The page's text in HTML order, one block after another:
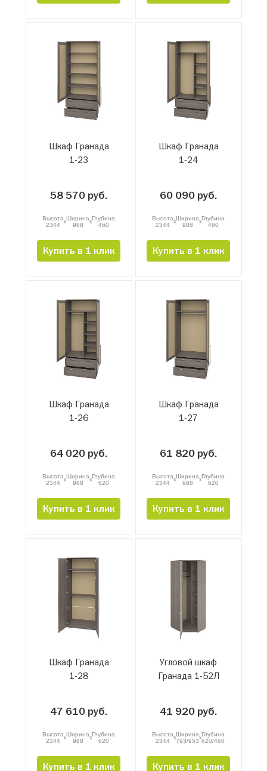
Шкаф Гранада
1-23
58 570 руб.
Высота
2344
xШирина
988
xГлубина
460
Купить в 1 клик
Шкаф Гранада
1-24
60 090 руб.
Высота
2344
xШирина
988
xГлубина
460
Купить в 1 клик
Шкаф Гранада
1-26
64 020 руб.
Высота
2344
xШирина
988
xГлубина
620
Купить в 1 клик
Шкаф Гранада
1-27
61 820 руб.
Высота
2344
xШирина
988
xГлубина
620
Купить в 1 клик
Шкаф Гранада
1-28
47 610 руб.
Высота
2344
xШирина
988
xГлубина
620
Купить в 1 клик
Угловой шкаф
Гранада 1-52Л
41 920 руб.
Высота
2344
xШирина
793/953xГлубина
620/460
Купить в 1 клик